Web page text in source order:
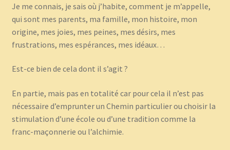
Je me connais, je sais où j’habite, comment je m’appelle,
qui sont mes parents, ma famille, mon histoire, mon
origine, mes joies, mes peines, mes désirs, mes
frustrations, mes espérances, mes idéaux…
Est-ce bien de cela dont il s’agit ?
En partie, mais pas en totalité car pour cela il n’est pas
nécessaire d’emprunter un Chemin particulier ou choisir la
stimulation d’une école ou d’une tradition comme la
franc-maçonnerie ou l’alchimie.